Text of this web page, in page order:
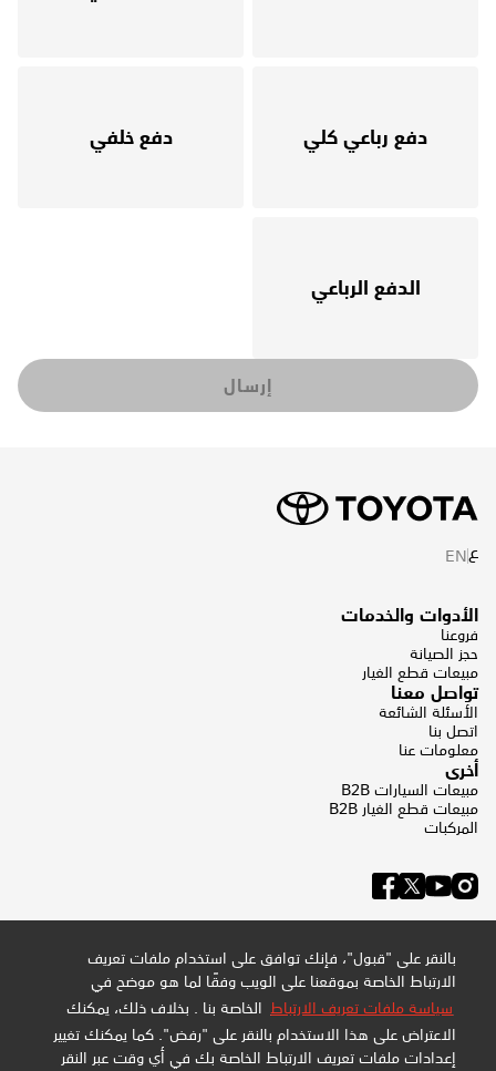
بالنقر على "قبول"، فإنك توافق على استخدام ملفات تعريف
الارتباط الخاصة بموقعنا على الويب وفقًا لما هو موضح في
سياسة ملفات تعريف الارتباط الخاصة بنا . بخلاف ذلك، يمكنك
الاعتراض على هذا الاستخدام بالنقر على "رفض". كما يمكنك تغيير
إعدادات ملفات تعريف الارتباط الخاصة بك في أي وقت عبر النقر
دفع رباعي كلي دفع خلفي
الدفع الرباعي
إرسال
عEN
الأدوات والخدمات
فروعنا
حجز الصيانة
مبيعات قطع الغيار
تواصل معنا
الأسئلة الشائعة
اتصل بنا
معلومات عنا
أخرى
مبيعات السيارات B2B
مبيعات قطع الغيار B2B
المركبات